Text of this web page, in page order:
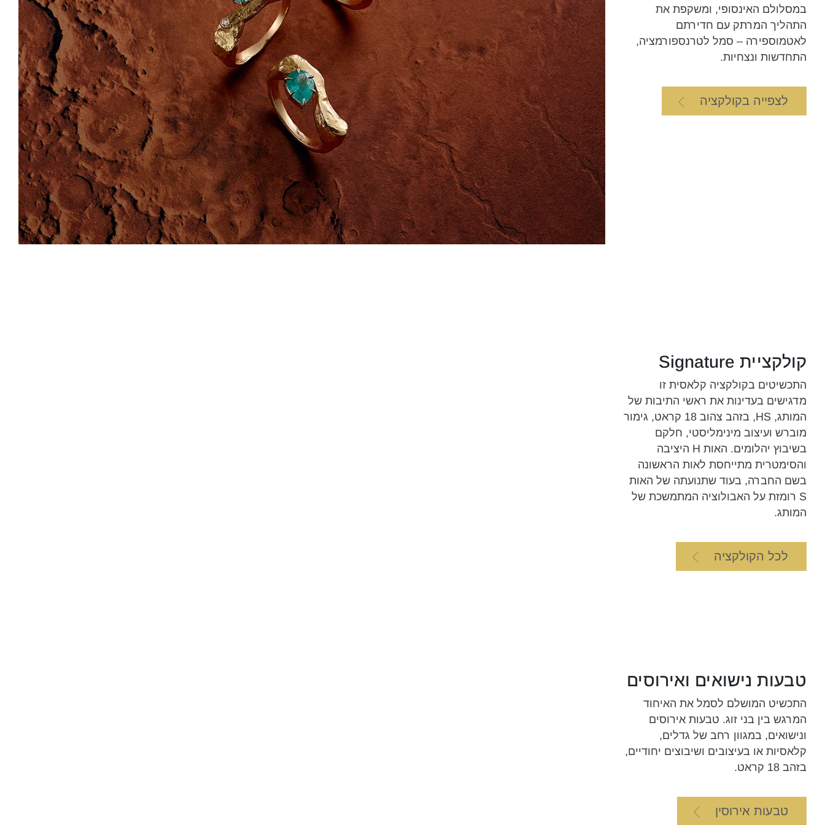
במסלולם האינסופי, ומשקפת את
התהליך המרתק עם חדירתם
לאטמוספירה – סמל לטרנספורמציה,
התחדשות ונצחיות.
לצפייה בקולקציה
קולקציית Signature
התכשיטים בקולקציה קלאסית זו
מדגישים בעדינות את ראשי התיבות של
המותג, HS, בזהב צהוב 18 קראט, גימור
מוברש ועיצוב מינימליסטי, חלקם
בשיבוץ יהלומים. האות H היציבה
והסימטרית מתייחסת לאות הראשונה
בשם החברה, בעוד שתנועתה של האות
S רומזת על האבולוציה המתמשכת של
המותג.
לכל הקולקציה
טבעות נישואים ואירוסים
התכשיט המושלם לסמל את האיחוד
המרגש בין בני זוג. טבעות אירוסים
ונישואים, במגוון רחב של גדלים,
קלאסיות או בעיצובים ושיבוצים יחודיים,
בזהב 18 קראט.
טבעות אירוסין